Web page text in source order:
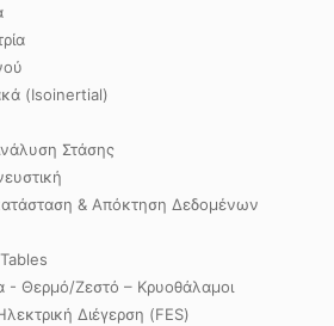
(Isoinertial)
Στάσης
& Απόκτηση Δεδομένων
- Θερμό/Ζεστό – Κρυοθάλαμοι
Διέγερση (FES)